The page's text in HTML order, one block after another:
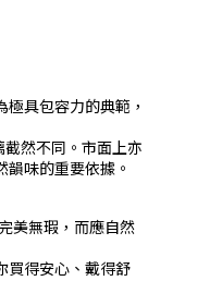
具包容力的典範，
然不同。市面上亦
味的重要依據。
美無瑕，而應自然
買得安心、戴得舒